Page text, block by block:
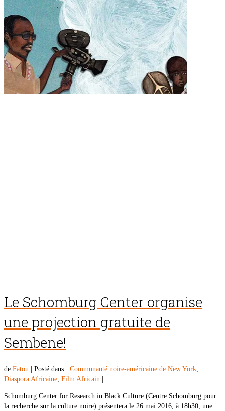
Le Schomburg Center organise
une projection gratuite de
Sembene!
de Fatou Posté dans : Communauté noire-américaine de New York,
Diaspora Africaine, Film Africain
Schomburg Center for Research in Black Culture (Centre Schomburg pour
la recherche sur la culture noire) présentera le 26 mai 2016, à 18h30, une